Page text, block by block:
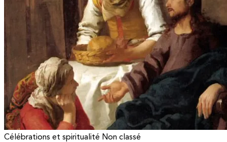
Célébrations et spiritualité Non classé